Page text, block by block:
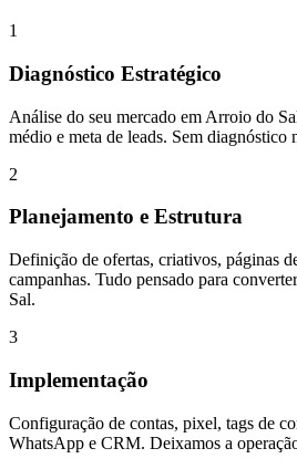
1
Diagnóstico Estratégico
Análise do seu mercado em Arroio do
médio e meta de leads. Sem diagnóstico
2
Planejamento e Estrutura
Definição de ofertas, criativos, páginas
campanhas. Tudo pensado para
Sal.
3
Implementação
Configuração de contas, pixel, tags de
WhatsApp e CRM. Deixamos a